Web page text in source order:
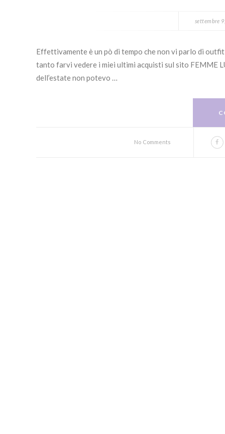
settembre
Effettivamente è un pò di tempo che non vi parlo di
tanto farvi vedere i miei ultimi acquisti sul sito FEMME
dell’estate non potevo …
No Comments